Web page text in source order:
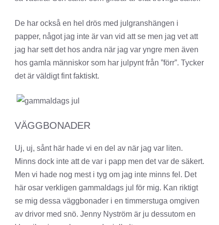
De har också en hel drös med julgranshängen i
papper, något jag inte är van vid att se men jag vet att
jag har sett det hos andra när jag var yngre men även
hos gamla människor som har julpynt från ”förr”. Tycker
det är väldigt fint faktiskt.
VÄGGBONADER
Uj, uj, sånt här hade vi en del av när jag var liten.
Minns dock inte att de var i papp men det var de säkert.
Men vi hade nog mest i tyg om jag inte minns fel. Det
här osar verkligen gammaldags jul för mig. Kan riktigt
se mig dessa väggbonader i en timmerstuga omgiven
av drivor med snö. Jenny Nyström är ju dessutom en